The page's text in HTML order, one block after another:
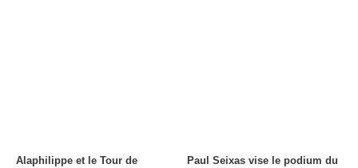
Alaphilippe et le Tour de
Paul Seixas vise le podium du